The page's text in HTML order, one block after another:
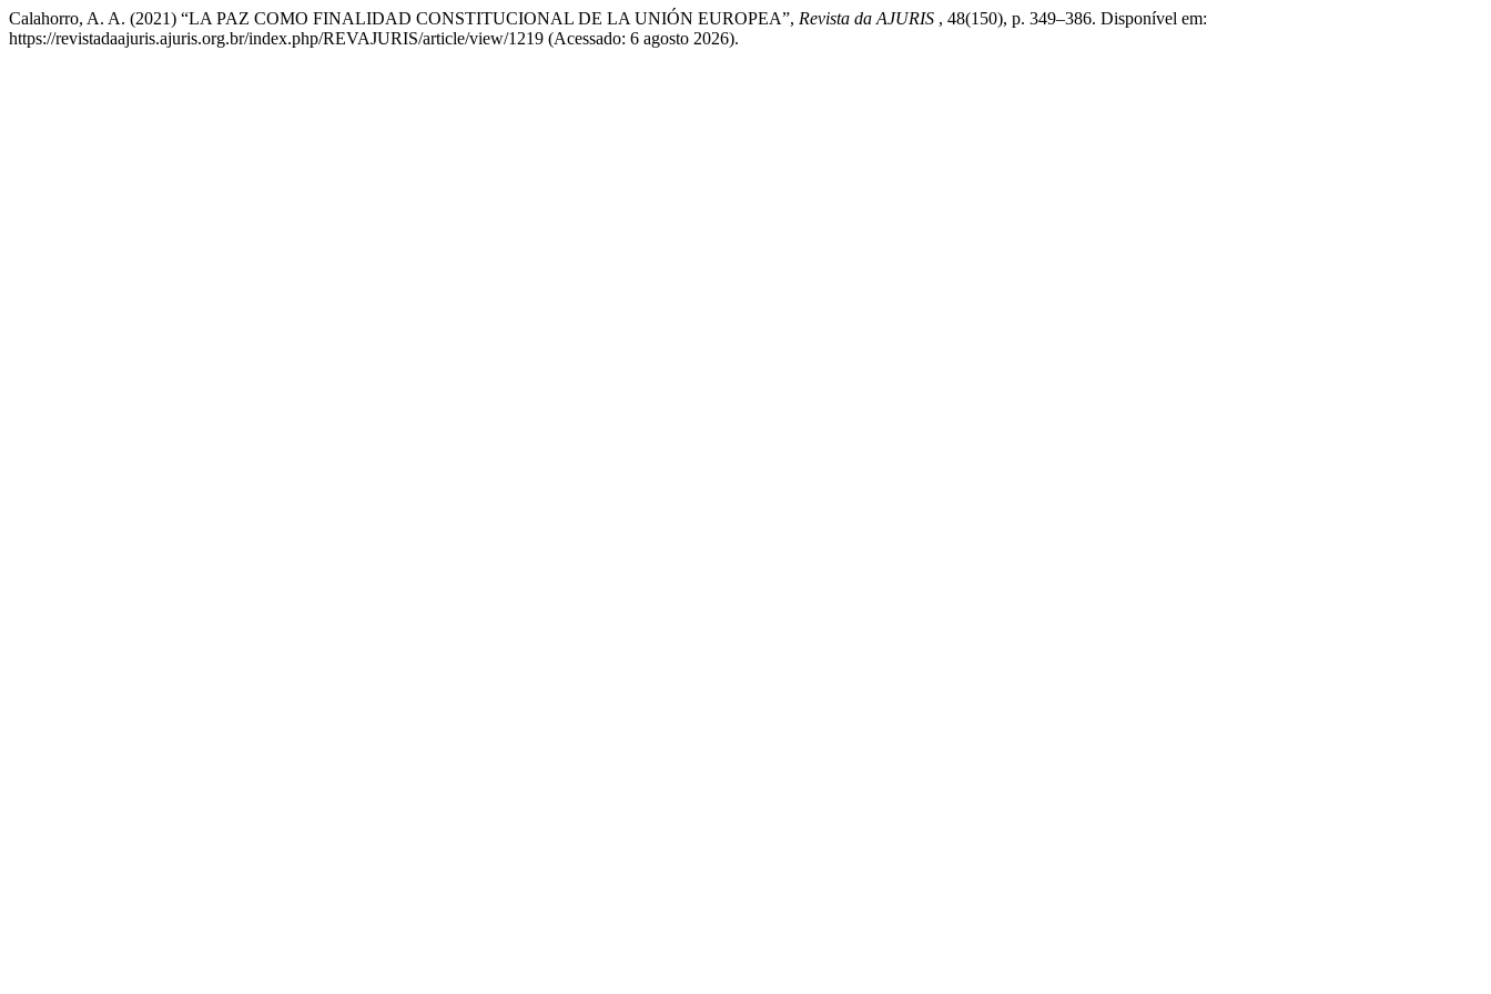
Calahorro, A. A. (2021) “LA PAZ COMO FINALIDAD CONSTITUCIONAL DE LA UNIÓN EUROPEA”, Revista da AJURIS , 48(150), p. 349–386. Disponível em:
https://revistadaajuris.ajuris.org.br/index.php/REVAJURIS/article/view/1219 (Acessado: 6 agosto 2026).